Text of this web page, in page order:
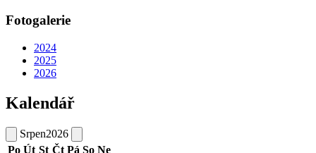
Fotogalerie
2024
2025
2026
Kalendář
Srpen2026
Po Út St Čt Pá So Ne